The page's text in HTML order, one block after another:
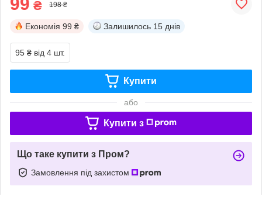
₴ 198 ₴
Економія 99 ₴ Залишилось 15 днів
95 ₴ від 4 шт.
Купити
або
Купити з
Що таке купити з Пром?
Замовлення під захистом